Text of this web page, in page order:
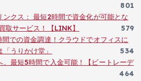
801
クス： 最短2時間で資金化が可能とな
取サービス！【LINK】
579
での資金調達！クラウドでオフィスに
うりかけ堂」
534
、最短5時間で入金可能！【ビートレーデ
464